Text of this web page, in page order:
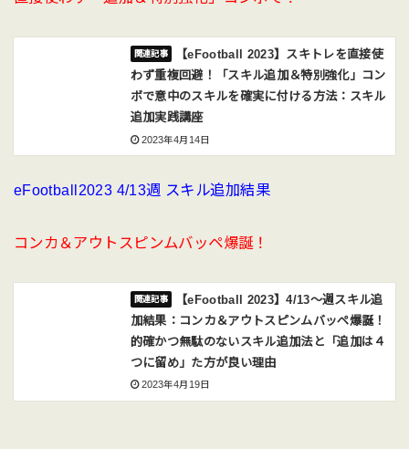
【eFootball 2023】スキトレを直接使
わず重複回避！「スキル追加＆特別強化」コン
ボで意中のスキルを確実に付ける方法：スキル
追加実践講座
2023年4月14日
eFootball2023 4/13週 スキル追加結果
コンカ＆アウトスピンムバッペ爆誕！
【eFootball 2023】4/13〜週スキル追
加結果：コンカ＆アウトスピンムバッペ爆誕！
的確かつ無駄のないスキル追加法と「追加は４
つに留め」た方が良い理由
2023年4月19日